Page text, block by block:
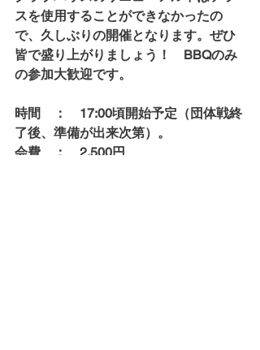
スを使用することができなかったの
で、久しぶりの開催となります。ぜひ
皆で盛り上がりましょう！　BBQのみ
の参加大歓迎です。
時間　：　17:00頃開始予定（団体戦終
了後、準備が出来次第）。
会費　：　2,500円